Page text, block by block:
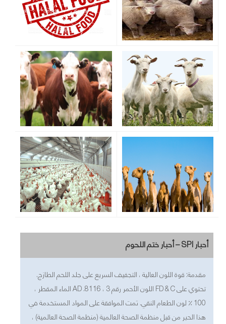
أحبار SPI – أحبار ختم اللحوم
مقدمة: قوة اللون العالية ، التجفيف السريع على جلد اللحم الطازج.
تحتوي على FD & C اللون الأحمر رقم 3 ، 8116. AD الماء المقطر ،
100 ٪ لون الطعام النقي. تمت الموافقة على المواد المستخدمة في
هذا الحبر من قبل منظمة الصحة العالمية (منظمة الصحة العالمية) ،